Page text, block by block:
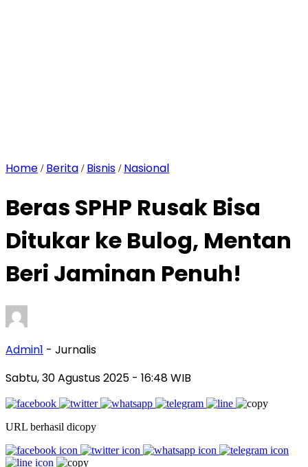
Home / Berita / Bisnis / Nasional
Beras SPHP Rusak Bisa
Ditukar ke Bulog, Mentan
Beri Jaminan Penuh!
Admin1 - Jurnalis
Sabtu, 30 Agustus 2025 - 16:48 WIB
URL berhasil dicopy